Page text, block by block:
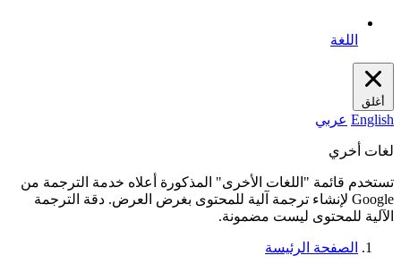
اللغة
أغلق
English عربي
لغات أخري
تستخدم قائمة "اللغات الأخرى" المذكورة أعلاه خدمة الترجمة من
Google لإنشاء ترجمة آلية للمحتوى بغرض العرض. دقة الترجمة
الآلية للمحتوى ليست مضمونة.
الصفحة الرئيسة